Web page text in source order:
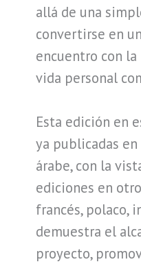
allá de una
convertirse en
encuentro con
vida personal
Esta edición en
ya publicadas
árabe, con la
ediciones en
francés, polaco,
demuestra el
proyecto,